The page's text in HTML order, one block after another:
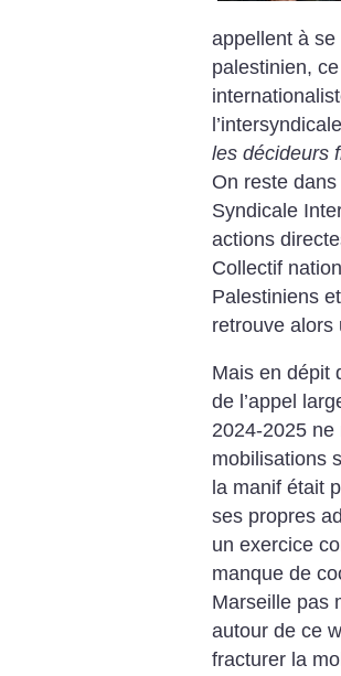
appellent à
palestinien,
les décideurs
On reste
Syndicale
actions
Collectif
Palestiniens
retrouve alors
Mais en dépit
de l’appel
2024-2025 ne
mobilisations
la manif était
ses propres
un exercice
manque de
Marseille pas
autour de ce
fracturer la